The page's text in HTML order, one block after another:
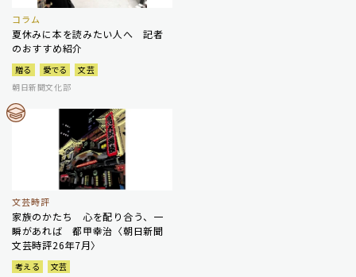
コラム
夏休みに本を読みたい人へ 記者
のおすすめ紹介
贈る 愛でる
文芸
朝日新聞文化部
文芸時評
家族のかたち 心を配り合う、一
瞬があれば 都甲幸治〈朝日新聞
文芸時評26年7月〉
考える
文芸